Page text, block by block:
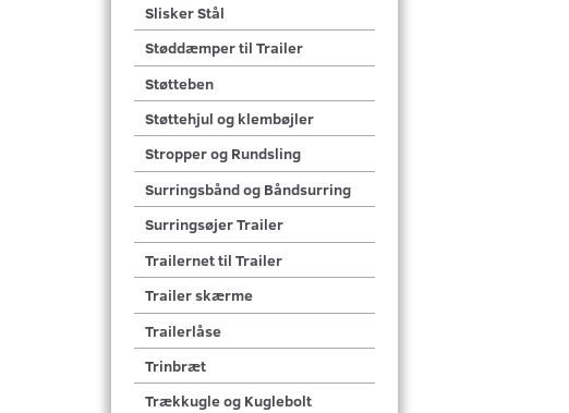
Slisker Stål
Støddæmper til Trailer
Støtteben
Støttehjul og klembøjler
Stropper og Rundsling
Surringsbånd og Båndsurring
Surringsøjer Trailer
Trailernet til Trailer
Trailer skærme
Trailerlåse
Trinbræt
Trækkugle og Kuglebolt